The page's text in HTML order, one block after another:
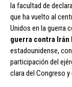
la facultad de
que ha vuelto al
Unidos en la guerra
guerra contra Irán
estadounidense,
participación del
clara del Congreso